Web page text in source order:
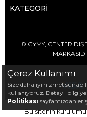
KATEGORİ
© GYMY, CENTER DIŞ
Bu sitenin kurulumu
Çerez Kullanımı
Size daha iyi hizmet
kullanıyoruz. Detaylı bilgiye
Politikası sayfamızdan